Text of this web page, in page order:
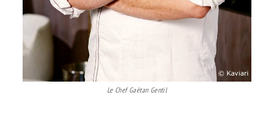
Le Chef Gaëtan Gentil